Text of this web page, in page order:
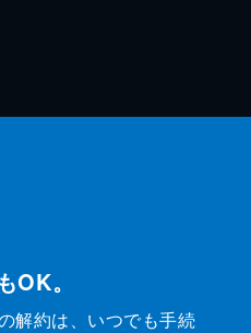
OK。
解約は、いつでも手続